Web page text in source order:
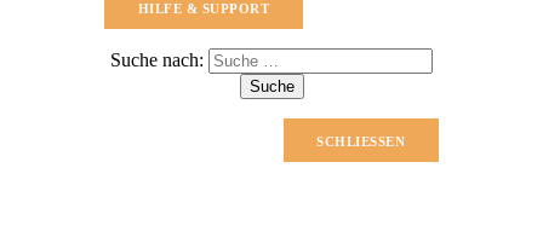
HILFE & SUPPORT
Suche nach:
SCHLIESSEN